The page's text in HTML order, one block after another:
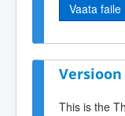
Vaata faile
Versioon
This is the